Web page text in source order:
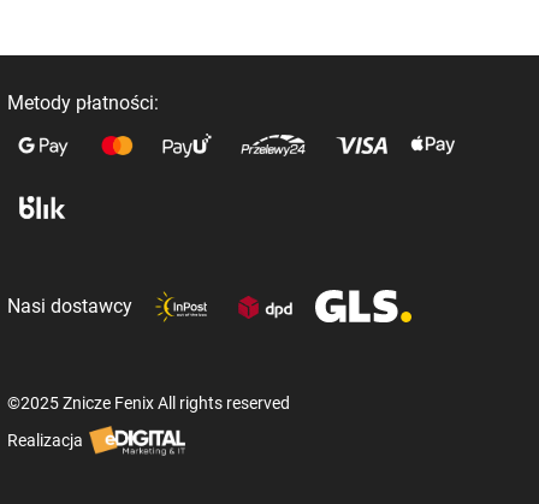
Metody płatności:
Nasi dostawcy
©2025 Znicze Fenix All rights reserved
Realizacja